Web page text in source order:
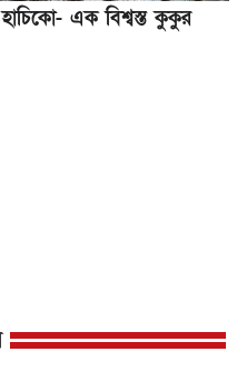
হাচিকো- এক বিশ্বস্ত কুকুর